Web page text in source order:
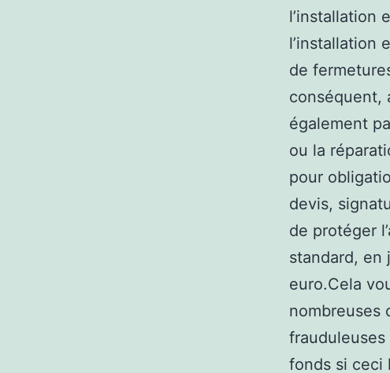
l’installation
l’installation
de
conséquent,
également
ou la
pour
devis,
de protéger
standard, en
euro.Cela
nombreuses
fonds si ceci